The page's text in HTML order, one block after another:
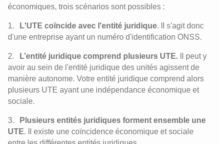
économiques, trois scénarios sont possibles :
L'UTE coïncide avec l'entité juridique. Il s'agit donc
d'une entreprise ayant un numéro d'identification ONSS.
L’entité juridique comprend plusieurs UTE.
Il peut y
avoir au sein de l'entité juridique des unités agissent de
manière autonome. Votre entité juridique comprend alors
plusieurs UTE ayant une indépendance économique et
sociale.
Plusieurs entités juridiques forment ensemble une
UTE. Il existe une coïncidence économique et sociale